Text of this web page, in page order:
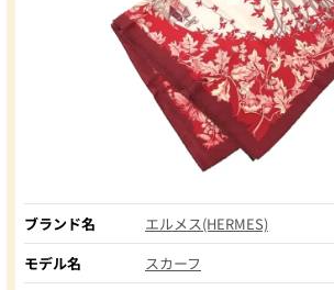
ブランド名
エルメス(HERMES)
モデル名
スカーフ